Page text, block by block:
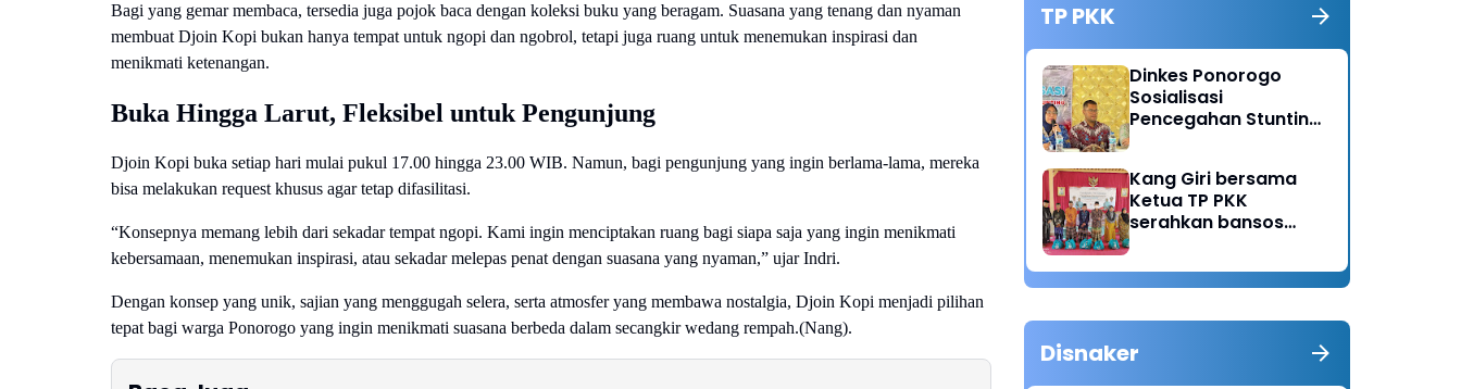
Bagi yang gemar membaca, tersedia juga pojok baca dengan koleksi buku yang beragam. Suasana yang tenang dan nyaman
membuat Djoin Kopi bukan hanya tempat untuk ngopi dan ngobrol, tetapi juga ruang untuk menemukan inspirasi dan
menikmati ketenangan.
Buka Hingga Larut, Fleksibel untuk Pengunjung
Djoin Kopi buka setiap hari mulai pukul 17.00 hingga 23.00 WIB. Namun, bagi pengunjung yang ingin berlama-lama, mereka
bisa melakukan request khusus agar tetap difasilitasi.
“Konsepnya memang lebih dari sekadar tempat ngopi. Kami ingin menciptakan ruang bagi siapa saja yang ingin menikmati
kebersamaan, menemukan inspirasi, atau sekadar melepas penat dengan suasana yang nyaman,” ujar Indri.
Dengan konsep yang unik, sajian yang menggugah selera, serta atmosfer yang membawa nostalgia, Djoin Kopi menjadi pilihan
tepat bagi warga Ponorogo yang ingin menikmati suasana berbeda dalam secangkir wedang rempah.(Nang).
TP PKK
Dinkes Ponorogo
Sosialisasi
Pencegahan Stunting,
Emas
Kang Giri bersama
Ketua TP PKK
serahkan bansos
Sukorejo Ponorogo
Disnaker